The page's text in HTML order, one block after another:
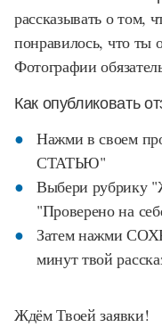
рассказывать о том,
понравилось, что ты
Фотографии
Как опубликовать
Нажми в своем
СТАТЬЮ"
Выбери рубрику
"Проверено на
Затем нажми
минут твой
Ждём Твоей заявки!